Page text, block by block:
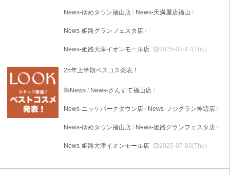
News-ゆめタウン福山店 / News-天満屋店福山 /
News-姫路グランフェスタ店 /
News-姫路大津イオンモール店 2025-07-17(Thu)
25年上半期ベスコス発表！
News / News-さんすて福山店 /
News-ニッケパークタウン店 / News-フジグラン神辺店 /
News-ゆめタウン福山店 / News-姫路グランフェスタ店 /
News-姫路大津イオンモール店 2025-07-03(Thu)